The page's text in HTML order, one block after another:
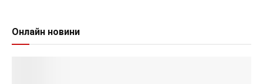
Онлайн новини